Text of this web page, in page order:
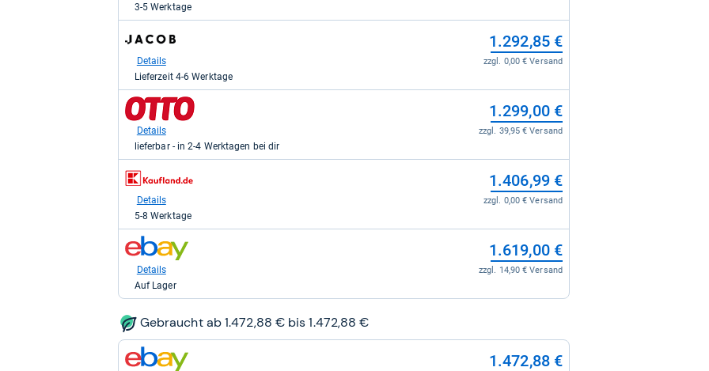
partner.de
Office
GmbH
für
1.262,10
kaufen.
3-5 Werktage
zum
Shop:
Jacob
Elektronik
direkt
für
1.292,85
kaufen.
1.292,85 €
zzgl. 0,00 € Versand
Details
Lieferzeit 4-6 Werktage
zum
Shop:
Otto.de
für
kaufen.
1.299,00 €
zzgl. 39,95 € Versand
Details
lieferbar - in 2-4 Werktagen bei dir
zum
Shop:
für
1.406,99
kaufen.
1.406,99 €
zzgl. 0,00 € Versand
Details
5-8 Werktage
zum
Shop:
für
kaufen.
1.619,00 €
zzgl. 14,90 € Versand
Details
Auf Lager
Gebraucht ab 1.472,88 € bis 1.472,88 €
zum
Shop:
1.472,88 €